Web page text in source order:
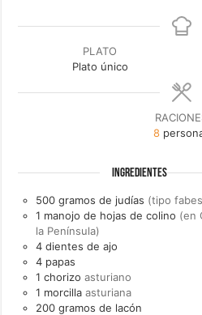
PLATO
Plato único
8
INGREDIENTES
500 gramos de judías (tipo
1 manojo de hojas de colino (en
la Península)
4 dientes de ajo
4 papas
1 chorizo asturiano
1 morcilla asturiana
200 gramos de lacón